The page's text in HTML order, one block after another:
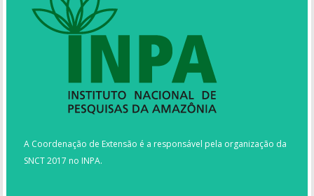
A Coordenação de Extensão é a responsável pela organização da
SNCT 2017 no INPA.